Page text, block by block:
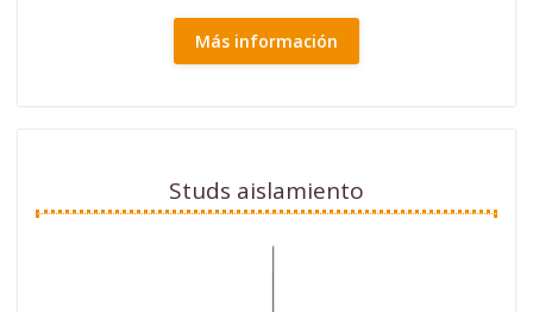
Más información
Studs aislamiento